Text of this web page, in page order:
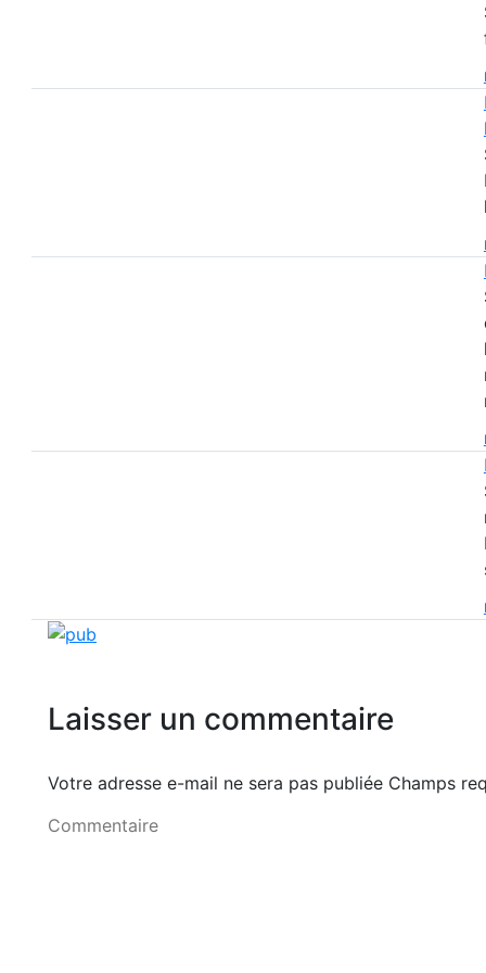
Laisser un commentaire
Votre adresse e-mail ne sera pas publiée Champs
Commentaire